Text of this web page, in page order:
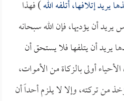
يريد إتلافها، أتلفه الله) فهذا
أن يؤديها، فإن الله سبحانه
يريد أن يتلفها فلا يستحق أن
أولى بالزكاة من الأموات،
من تركته، وإلا لا يلزم أحداً أن